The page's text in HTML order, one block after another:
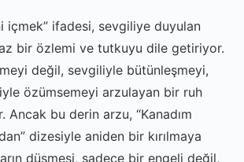
içmek” ifadesi, sevgiliye duyulan
bir özlemi ve tutkuyu dile getiriyor.
değil, sevgiliyle bütünleşmeyi,
özümsemeyi arzulayan bir ruh
Ancak bu derin arzu, “Kanadım
dizesiyle aniden bir kırılmaya
düşmesi, sadece bir engeli değil,